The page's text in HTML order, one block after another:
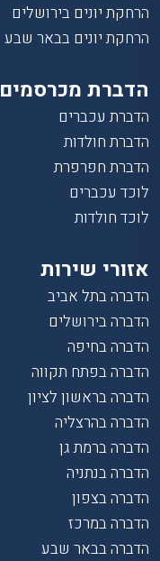
הרחקת יונים בירושלים
הרחקת יונים בבאר שבע
הדברת מכרסמים
הדברת עכברים
הדברת חולדות
הדברת חפרפרת
לוכד עכברים
לוכד חולדות
אזורי שירות
הדברה בתל אביב
הדברה בירושלים
הדברה בחיפה
הדברה בפתח תקווה
הדברה בראשון לציון
הדברה בהרצליה
הדברה ברמת גן
הדברה בנתניה
הדברה בצפון
הדברה במרכז
הדברה בבאר שבע